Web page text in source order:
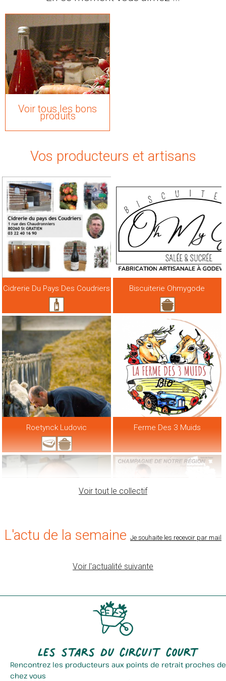
Voir tous les bons
produits
Vos producteurs et artisans
Cidrerie Du Pays Des Coudriers Biscuiterie Ohmygode
Roetynck Ludovic Ferme Des 3 Muids
Ferme Courcol Champagne Leclère Torrens
Voir tout le collectif
L'actu de la semaine Je souhaite les recevoir par mail
Voir l'actualité suivante
Les stars du circuit court
Rencontrez les producteurs aux points de retrait proches de
chez vous